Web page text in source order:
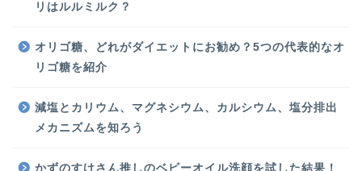
リはルルミルク？
オリゴ糖、どれがダイエットにお勧め？5つの代表的なオ
リゴ糖を紹介
減塩とカリウム、マグネシウム、カルシウム、塩分排出
メカニズムを知ろう
かずのすけさん推しのベビーオイル洗顔を試した結果！